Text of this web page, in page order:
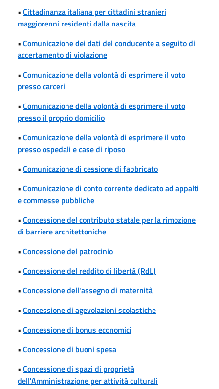
• Cittadinanza italiana per cittadini stranieri
maggiorenni residenti dalla nascita
• Comunicazione dei dati del conducente a seguito di
accertamento di violazione
• Comunicazione della volontà di esprimere il voto
presso carceri
• Comunicazione della volontà di esprimere il voto
presso il proprio domicilio
• Comunicazione della volontà di esprimere il voto
presso ospedali e case di riposo
• Comunicazione di cessione di fabbricato
• Comunicazione di conto corrente dedicato ad appalti
e commesse pubbliche
• Concessione del contributo statale per la rimozione
di barriere architettoniche
• Concessione del patrocinio
• Concessione del reddito di libertà (RdL)
• Concessione dell'assegno di maternità
• Concessione di agevolazioni scolastiche
• Concessione di bonus economici
• Concessione di buoni spesa
• Concessione di spazi di proprietà
dell'Amministrazione per attività culturali